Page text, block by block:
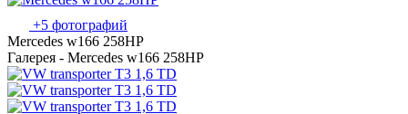
+5 фотографий
Mercedes w166 258HP
Галерея - Mercedes w166 258HP